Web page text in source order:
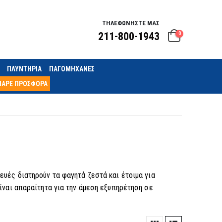
ΤΗΛΕΦΩΝΗΣΤΕ ΜΑΣ
211-800-1943 0
ΠΛΥΝΤΗΡΙΑ
ΠΑΓΟΜΗΧΑΝΕΣ
ΠΡΟΣΦΟΡΑ
διατηρούν τα φαγητά ζεστά και έτοιμα για
απαραίτητα για την άμεση εξυπηρέτηση σε